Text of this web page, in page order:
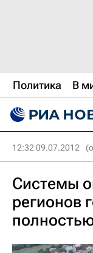
Политика В
12:32 09.07.2012
Системы
регионов